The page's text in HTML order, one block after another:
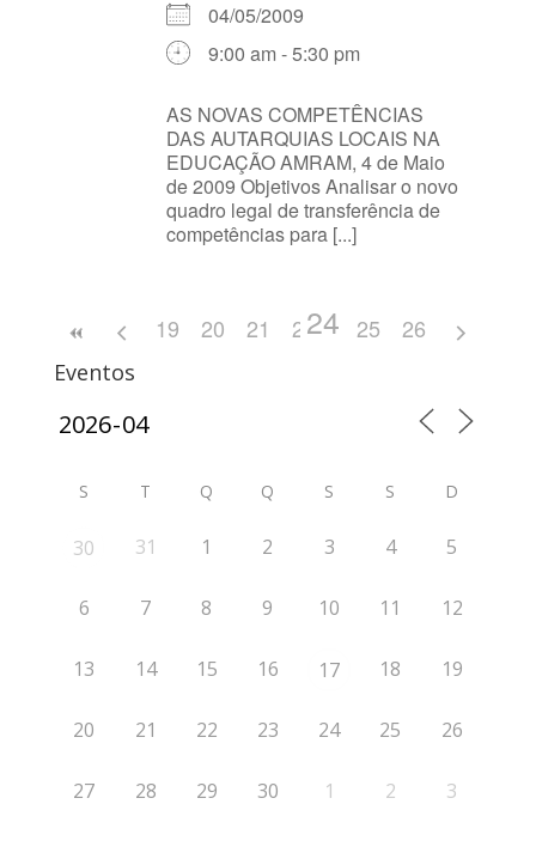
04/05/2009
9:00 am - 5:30 pm
AS NOVAS COMPETÊNCIAS
DAS AUTARQUIAS LOCAIS NA
EDUCAÇÃO AMRAM, 4 de Maio
de 2009 Objetivos Analisar o novo
quadro legal de transferência de
competências para [...]
19 20 21 22 23
24 25 26
Eventos
S T Q Q S S D
30 31 1 2 3 4 5
6 7 8 9 10 11 12
13 14 15 16 17 18 19
20 21 22 23 24 25 26
27 28 29 30 1 2 3